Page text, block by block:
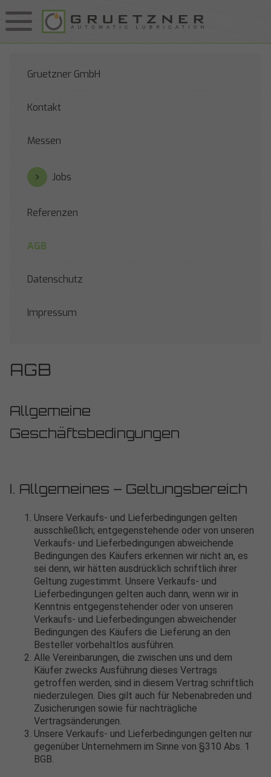
AGB
Allgemeine
Geschäftsbedingungen
I. Allgemeines – Geltungsbereich
Unsere Verkaufs- und Lieferbedingungen gelten
ausschließlich; entgegenstehende oder von unseren
Verkaufs- und Lieferbedingungen abweichende
Bedingungen des Käufers erkennen wir nicht an, es
sei denn, wir hätten ausdrücklich schriftlich ihrer
Geltung zugestimmt. Unsere Verkaufs- und
Lieferbedingungen gelten auch dann, wenn wir in
Kenntnis entgegenstehender oder von unseren
Verkaufs- und Lieferbedingungen abweichender
Bedingungen des Käufers die Lieferung an den
Besteller vorbehaltlos ausführen.
Alle Vereinbarungen, die zwischen uns und dem
Käufer zwecks Ausführung dieses Vertrags
getroffen werden, sind in diesem Vertrag schriftlich
niederzulegen. Dies gilt auch für Nebenabreden und
Zusicherungen sowie für nachträgliche
Vertragsänderungen.
Unsere Verkaufs- und Lieferbedingungen gelten nur
gegenüber Unternehmern im Sinne von §310 Abs. 1
BGB.
Gruetzner GmbH
Kontakt
Messen
Jobs
Referenzen
AGB
Datenschutz
Impressum